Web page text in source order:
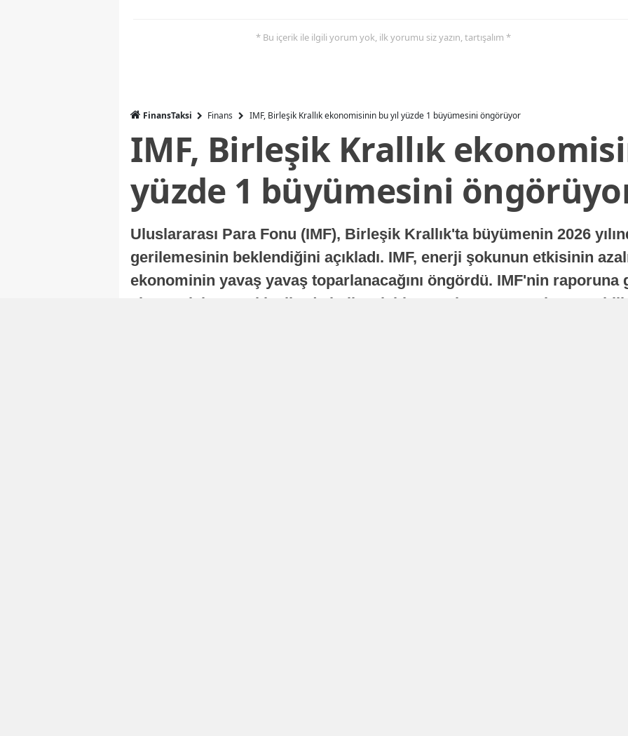
* Bu içerik ile ilgili yorum yok, ilk yorumu siz yazın, tartışalım *
FinansTaksi Finans IMF, Birleşik Krallık ekonomisinin bu yıl yüzde 1 büyümesini öngörüyor
IMF, Birleşik Krallık
yüzde 1 büyümesini
Uluslararası Para Fonu (IMF), Birleşik Krallık'ta büyümenin 2026
gerilemesinin beklendiğini açıkladı. IMF, enerji şokunun etkisinin
ekonominin yavaş yavaş toparlanacağını öngördü. IMF'nin raporuna
ekonomisi, sonraki yıllarda istikrarlı bir toparlanma süreci